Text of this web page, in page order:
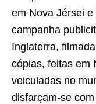
em Nova Jérsei
campanha
Inglaterra,
cópias, feitas em
veiculadas no
disfarçam-se